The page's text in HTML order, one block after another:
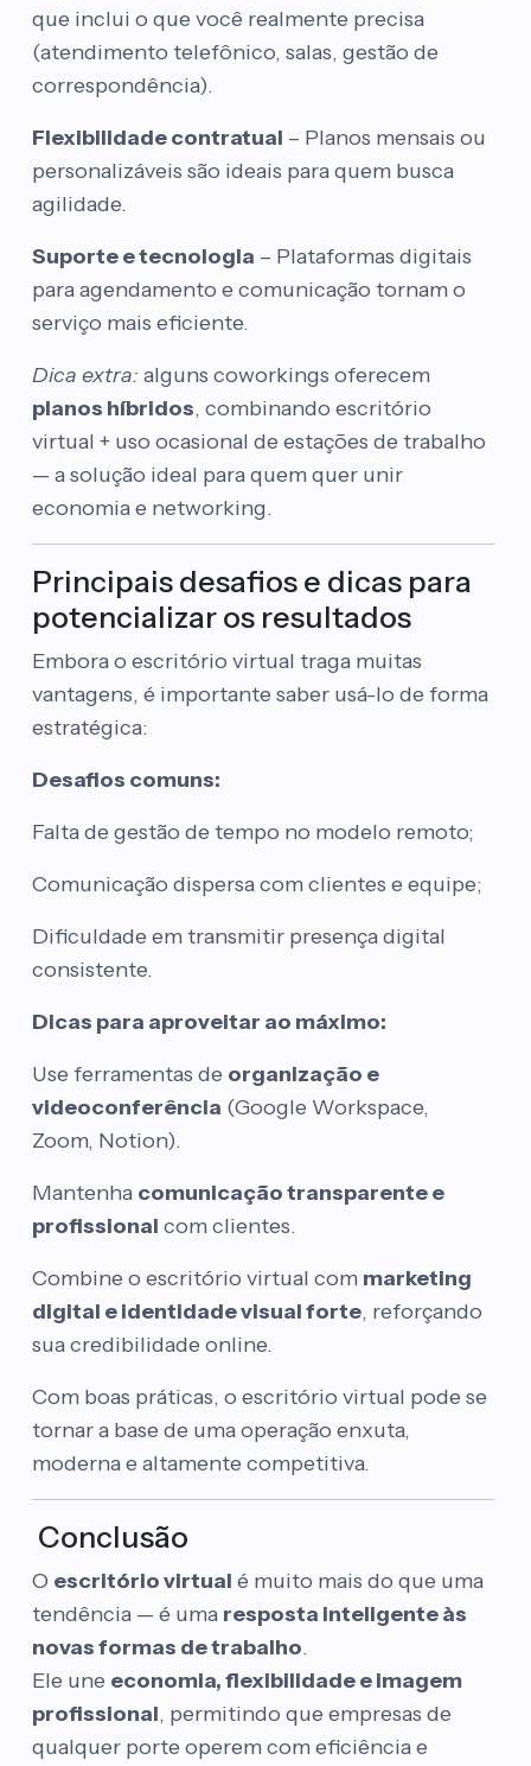
que inclui o que você realmente precisa
(atendimento telefônico, salas, gestão de
correspondência).
Flexibilidade contratual – Planos mensais ou
personalizáveis são ideais para quem busca
agilidade.
Suporte e tecnologia – Plataformas digitais
para agendamento e comunicação tornam o
serviço mais eficiente.
Dica extra: alguns coworkings oferecem
planos híbridos, combinando escritório
virtual + uso ocasional de estações de trabalho
— a solução ideal para quem quer unir
economia e networking.
Principais desafios e dicas para
potencializar os resultados
Embora o escritório virtual traga muitas
vantagens, é importante saber usá-lo de forma
estratégica:
Desafios comuns:
Falta de gestão de tempo no modelo remoto;
Comunicação dispersa com clientes e equipe;
Dificuldade em transmitir presença digital
consistente.
Dicas para aproveitar ao máximo:
Use ferramentas de organização e
videoconferência (Google Workspace,
Zoom, Notion).
Mantenha comunicação transparente e
profissional com clientes.
Combine o escritório virtual com marketing
digital e identidade visual forte, reforçando
sua credibilidade online.
Com boas práticas, o escritório virtual pode se
tornar a base de uma operação enxuta,
moderna e altamente competitiva.
Conclusão
O escritório virtual é muito mais do que uma
tendência — é uma resposta inteligente às
novas formas de trabalho.
Ele une economia, flexibilidade e imagem
profissional, permitindo que empresas de
qualquer porte operem com eficiência e